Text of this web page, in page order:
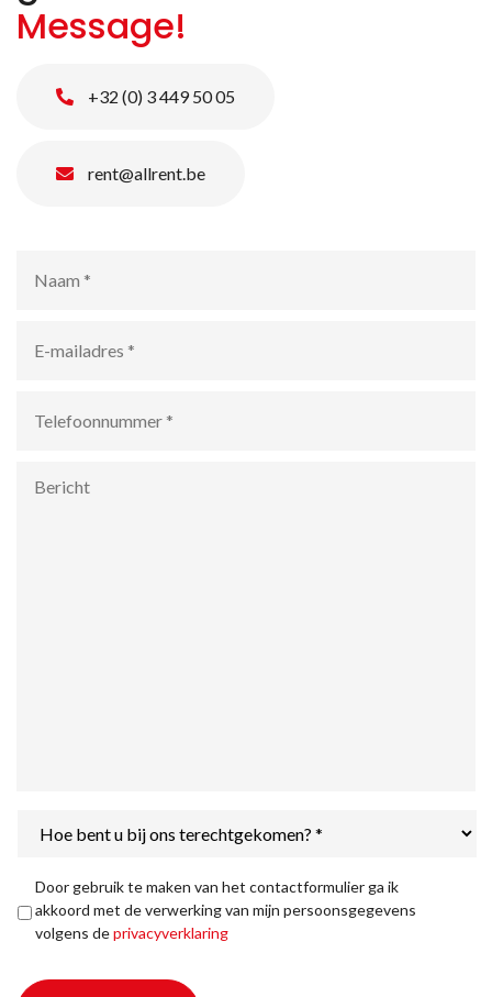
Message!
+32 (0) 3 449 50 05
rent@allrent.be
mailadres *
bent
ons
terechtgekomen?
Privacyverklaring *
Door gebruik te maken van het contactformulier ga ik
akkoord met de verwerking van mijn persoonsgegevens
volgens deprivacyverklaring